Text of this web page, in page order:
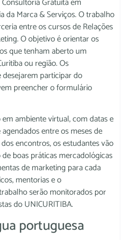
da Marca & Serviços. O trabalho
entre os cursos de Relações
O objetivo é orientar os
que tenham aberto um
ou região. Os
participar do
preencher o formulário
ambiente virtual, com datas e
entre os meses de
encontros, os estudantes vão
boas práticas mercadológicas
de marketing para cada
mentorias e o
serão monitorados por
do UNICURITIBA.
portuguesa